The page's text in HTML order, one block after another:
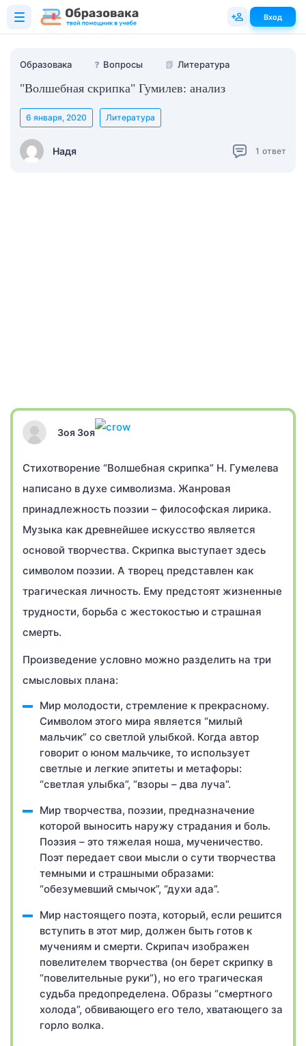
Образовака ❓ Вопросы 📗 Литература
"Волшебная скрипка" Гумилев: анализ
Надя
6 января, 2020 Литература
1 ответ
Зоя Зоя
Стихотворение “Волшебная скрипка” Н. Гумелева
написано в духе символизма. Жанровая
принадлежность поэзии – философская лирика.
Музыка как древнейшее искусство является
основой творчества. Скрипка выступает здесь
символом поэзии. А творец представлен как
трагическая личность. Ему предстоят жизненные
трудности, борьба с жестокостью и страшная
смерть.
Произведение условно можно разделить на три
смысловых плана:
Мир молодости, стремление к прекрасному.
Символом этого мира является “милый
мальчик” со светлой улыбкой. Когда автор
говорит о юном мальчике, то использует
светлые и легкие эпитеты и метафоры:
“светлая улыбка”, “взоры – два луча”.
Мир творчества, поэзии, предназначение
которой выносить наружу страдания и боль.
Поэзия – это тяжелая ноша, мученичество.
Поэт передает свои мысли о сути творчества
темными и страшными образами:
“обезумевший смычок”, “духи ада”.
Мир настоящего поэта, который, если решится
вступить в этот мир, должен быть готов к
мучениям и смерти. Скрипач изображен
повелителем творчества (он берет скрипку в
“повелительные руки”), но его трагическая
судьба предопределена. Образы “смертного
холода”, обвивающего его тело, хватающего за
горло волка.
Вход